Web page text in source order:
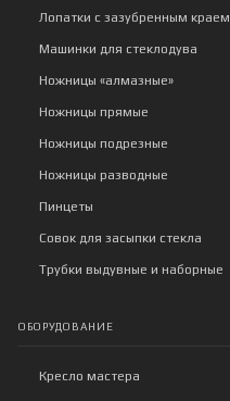
Лопатки с зазубренным краем
Машинки для стеклодува
Ножницы «алмазные»
Ножницы прямые
Ножницы подрезные
Ножницы разводные
Пинцеты
Совок для засыпки стекла
Трубки выдувные и наборные
ОБОРУДОВАНИЕ
Кресло мастера